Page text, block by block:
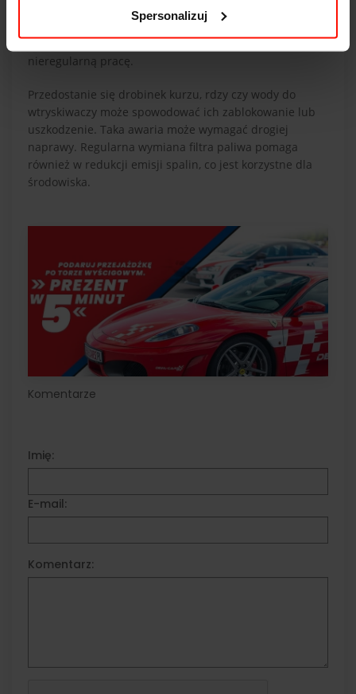
Spersonalizuj
efektywną pracę silnika, co wpływa na osiągi pojazdu i
mniejsze zużycie paliwa. Zanieczyszczone paliwo może
powodować problemy z odpaleniem silnika oraz jego
nieregularną pracę.
Przedostanie się drobinek kurzu, rdzy czy wody do
wtryskiwaczy może spowodować ich zablokowanie lub
uszkodzenie. Taka awaria może wymagać drogiej
naprawy. Regularna wymiana filtra paliwa pomaga
również w redukcji emisji spalin, co jest korzystne dla
środowiska.
Komentarze
Imię:
E-mail:
Komentarz: